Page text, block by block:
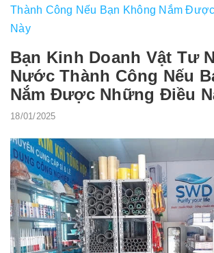
Thành Công Nếu Bạn Không Nắm
Này
Bạn Kinh Doanh Vật Tư
Nước Thành Công Nếu
Nắm Được Những Điều
18/01/2025